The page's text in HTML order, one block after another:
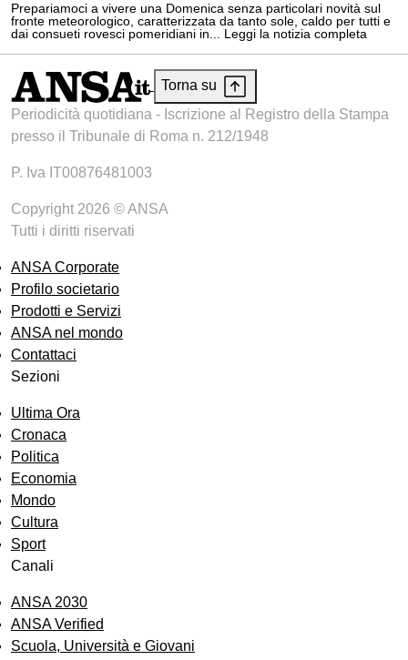
Prepariamoci a vivere una Domenica senza particolari novità sul
fronte meteorologico, caratterizzata da tanto sole, caldo per tutti e
dai consueti rovesci pomeridiani in... Leggi la notizia completa
Torna su
Periodicità quotidiana - Iscrizione al Registro della Stampa
presso il Tribunale di Roma n. 212/1948
P. Iva IT00876481003
Copyright 2026 © ANSA
Tutti i diritti riservati
ANSA Corporate
Profilo societario
Prodotti e Servizi
ANSA nel mondo
Contattaci
Sezioni
Ultima Ora
Cronaca
Politica
Economia
Mondo
Cultura
Sport
Canali
ANSA 2030
ANSA Verified
Scuola, Università e Giovani